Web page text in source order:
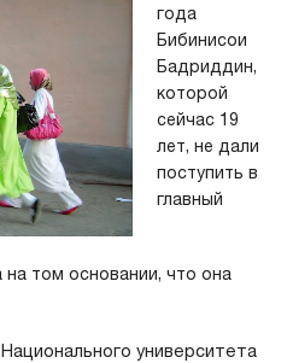
года
Бибинисои
Бадриддин,
которой
сейчас 19
лет, не дали
поступить в
главный
на том основании, что она
университета